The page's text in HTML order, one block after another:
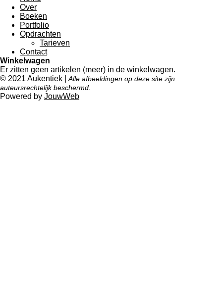
Over
Boeken
Portfolio
Opdrachten
Tarieven
Contact
Winkelwagen
Er zitten geen artikelen (meer) in de winkelwagen.
© 2021 Aukentiek | Alle afbeeldingen op deze site zijn
auteursrechtelijk beschermd.
Powered by JouwWeb